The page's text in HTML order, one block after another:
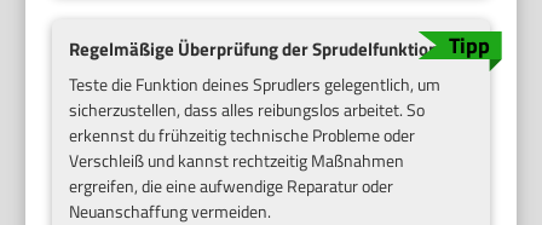
Regelmäßige Überprüfung der Sprudelfunktion
Teste die Funktion deines Sprudlers gelegentlich, um
sicherzustellen, dass alles reibungslos arbeitet. So
erkennst du frühzeitig technische Probleme oder
Verschleiß und kannst rechtzeitig Maßnahmen
ergreifen, die eine aufwendige Reparatur oder
Neuanschaffung vermeiden.